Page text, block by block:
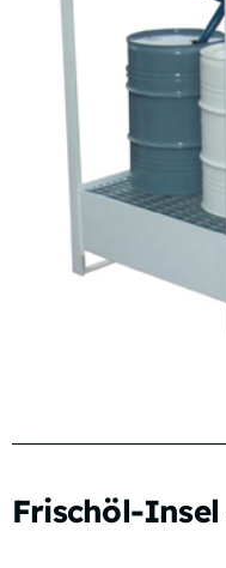
Frischöl-Insel